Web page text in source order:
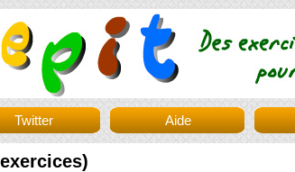
Twitter Aide